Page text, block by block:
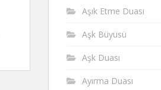
Aşık Etme Duası
Aşk Büyüsü
Aşk Duası
Ayırma Duası